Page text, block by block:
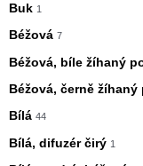
Buk 1
Béžová 7
Béžová, bíle žíhaný
Béžová, černě žíhaný
Bílá 44
Bílá, difuzér čirý 1